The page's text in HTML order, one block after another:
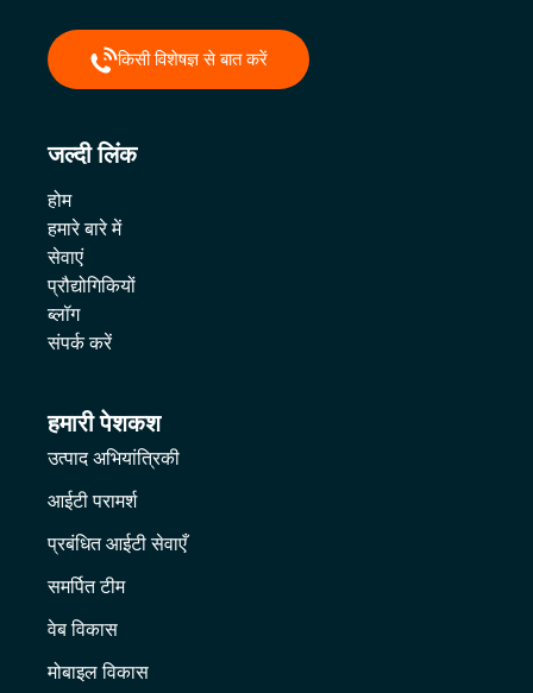
किसी विशेषज्ञ से बात करें
जल्दी लिंक
होम
हमारे बारे में
सेवाएं
प्रौद्योगिकियों
ब्लॉग
संपर्क करें
हमारी पेशकश
उत्पाद अभियांत्रिकी
आईटी परामर्श
प्रबंधित आईटी सेवाएँ
समर्पित टीम
वेब विकास
मोबाइल विकास